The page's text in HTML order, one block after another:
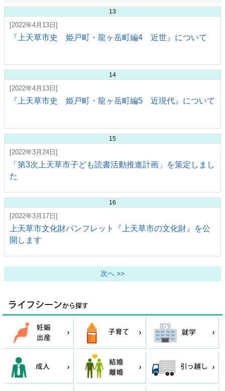
13
[2022年4月13日]
『上天草市史 姫戸町・龍ヶ岳町編4 近世』について
14
[2022年4月13日]
『上天草市史 姫戸町・龍ヶ岳町編5 近現代』について
15
[2022年3月24日]
「第3次上天草市子ども読書活動推進計画」を策定しまし
た
16
[2022年3月17日]
上天草市文化財パンフレット『上天草市の文化財』を公
開します
次へ >>